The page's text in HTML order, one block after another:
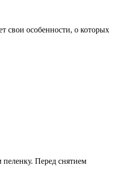
свои особенности, о которых
Перед снятием